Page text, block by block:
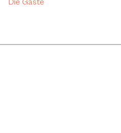
Die Gäste